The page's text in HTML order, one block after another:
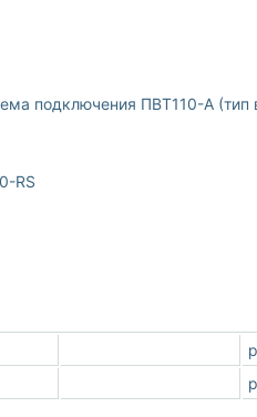
подключения ПВТ110-A (тип
RS